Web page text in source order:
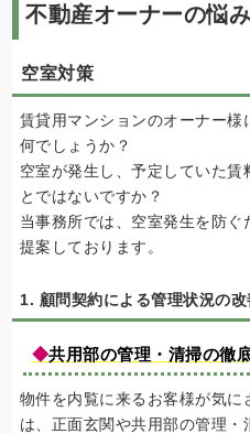
不動産オーナーの悩
空室対策
賃貸用マンションのオーナー様
何でしょうか？
空室が発生し、予定していた賃
とではないですか？
当事務所では、空室発生を防
提案しております。
1. 顧問契約による管理状況の改
◆共用部の管理・清掃の徹
物件を内覧に来るお客様が気に
は、正面玄関や共用部の管理・